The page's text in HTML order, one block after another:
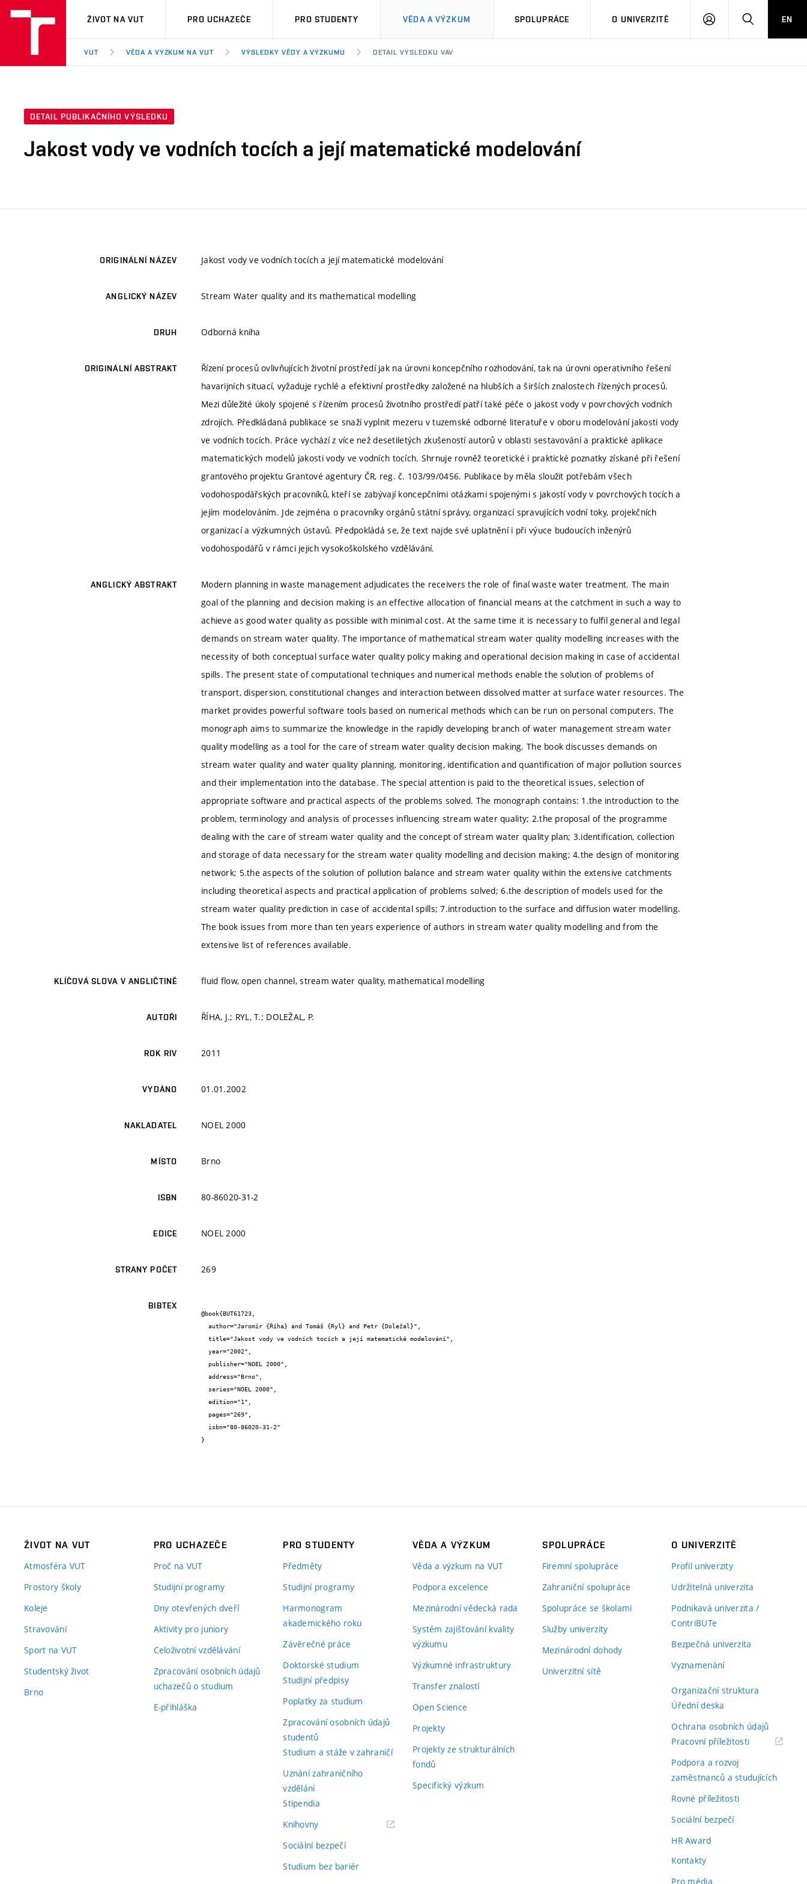
VUT
ŽIVOT NA VUT PRO UCHAZEČE PRO STUDENTY VĚDA A VÝZKUM SPOLUPRÁCE O UNIVERZITĚ
PŘIHLÁSIT HLEDATEN
VUT VĚDA A VÝZKUM NA VUT VÝSLEDKY VĚDY A VÝZKUMU DETAIL VÝSLEDKU VAV
DETAIL PUBLIKAČNÍHO VÝSLEDKU
Jakost vody ve vodních tocích a její matematické modelování
ORIGINÁLNÍ NÁZEV Jakost vody ve vodních tocích a její matematické modelování
ANGLICKÝ NÁZEV Stream Water quality and its mathematical modelling
DRUH Odborná kniha
ORIGINÁLNÍ ABSTRAKT
Řízení procesů ovlivňujících životní prostředí jak na úrovni koncepčního rozhodování, tak na úrovni operativního řešení
havarijních situací, vyžaduje rychlé a efektivní prostředky založené na hlubších a širších znalostech řízených procesů.
Mezi důležité úkoly spojené s řízením procesů životního prostředí patří také péče o jakost vody v povrchových vodních
zdrojích. Předkládaná publikace se snaží vyplnit mezeru v tuzemské odborné literatuře v oboru modelování jakosti vody
ve vodních tocích. Práce vychází z více než desetiletých zkušeností autorů v oblasti sestavování a praktické aplikace
matematických modelů jakosti vody ve vodních tocích. Shrnuje rovněž teoretické i praktické poznatky získané při řešení
grantového projektu Grantové agentury ČR, reg. č. 103/99/0456. Publikace by měla sloužit potřebám všech
vodohospodářských pracovníků, kteří se zabývají koncepčními otázkami spojenými s jakostí vody v povrchových tocích a
jejím modelováním. Jde zejména o pracovníky orgánů státní správy, organizací spravujících vodní toky, projekčních
organizací a výzkumných ústavů. Předpokládá se, že text najde své uplatnění i při výuce budoucích inženýrů
vodohospodářů v rámci jejich vysokoškolského vzdělávání.
ANGLICKÝ ABSTRAKT
Modern planning in waste management adjudicates the receivers the role of final waste water treatment. The main
goal of the planning and decision making is an effective allocation of financial means at the catchment in such a way to
achieve as good water quality as possible with minimal cost. At the same time it is necessary to fulfil general and legal
demands on stream water quality. The importance of mathematical stream water quality modelling increases with the
necessity of both conceptual surface water quality policy making and operational decision making in case of accidental
spills. The present state of computational techniques and numerical methods enable the solution of problems of
transport, dispersion, constitutional changes and interaction between dissolved matter at surface water resources. The
market provides powerful software tools based on numerical methods which can be run on personal computers. The
monograph aims to summarize the knowledge in the rapidly developing branch of water management stream water
quality modelling as a tool for the care of stream water quality decision making. The book discusses demands on
stream water quality and water quality planning, monitoring, identification and quantification of major pollution sources
and their implementation into the database. The special attention is paid to the theoretical issues, selection of
appropriate software and practical aspects of the problems solved. The monograph contains: 1.the introduction to the
problem, terminology and analysis of processes influencing stream water quality; 2.the proposal of the programme
dealing with the care of stream water quality and the concept of stream water quality plan; 3.identification, collection
and storage of data necessary for the stream water quality modelling and decision making; 4.the design of monitoring
network; 5.the aspects of the solution of pollution balance and stream water quality within the extensive catchments
including theoretical aspects and practical application of problems solved; 6.the description of models used for the
stream water quality prediction in case of accidental spills; 7.introduction to the surface and diffusion water modelling.
The book issues from more than ten years experience of authors in stream water quality modelling and from the
extensive list of references available.
KLÍČOVÁ SLOVA V ANGLIČTINĚ fluid flow, open channel, stream water quality, mathematical modelling
AUTOŘI ŘÍHA, J.; RYL, T.; DOLEŽAL, P.
ROK RIV 2011
VYDÁNO 01.01.2002
NAKLADATEL NOEL 2000
MÍSTO Brno
ISBN 80-86020-31-2
EDICE NOEL 2000
STRANY POČET 269
BIBTEX
@book{BUT61723,
}
ŽIVOT NA VUT
Atmosféra VUT
Prostory školy
Koleje
Stravování
Sport na VUT
Studentský život
Brno
PRO UCHAZEČE
Proč na VUT
Studijní programy
Dny otevřených dveří
Aktivity pro juniory
Celoživotní vzdělávání
Zpracování osobních údajů
uchazečů o studium
E-přihláška
PRO STUDENTY
Předměty
Studijní programy
Harmonogram
akademického roku
Závěrečné práce
Doktorské studium
Studijní předpisy
Poplatky za studium
Zpracování osobních údajů
studentů
Studium a stáže v zahraničí
Uznání zahraničního
vzdělání
Stipendia
Knihovny(externí
Sociální bezpečí
Studium bez bariér
VĚDA A VÝZKUM
Věda a výzkum na VUT
Podpora excelence
Mezinárodní vědecká rada
Systém zajišťování kvality
výzkumu
Výzkumné infrastruktury
Transfer znalostí
Open Science
Projekty
Projekty ze strukturálních
fondů
Specifický výzkum
SPOLUPRÁCE
Firemní spolupráce
Zahraniční spolupráce
Spolupráce se školami
Služby univerzity
Mezinárodní dohody
Univerzitní sítě
O UNIVERZITĚ
Profil univerzity
Udržitelná univerzita
Podnikavá univerzita /
ContriBUTe
Bezpečná univerzita
Vyznamenání
Organizační struktura
Úřední deska
Ochrana osobních údajů
Pracovní příležitosti(externí
Podpora a rozvoj
zaměstnanců a studujících
Rovné příležitosti
Sociální bezpečí
HR Award
Kontakty
Pro média